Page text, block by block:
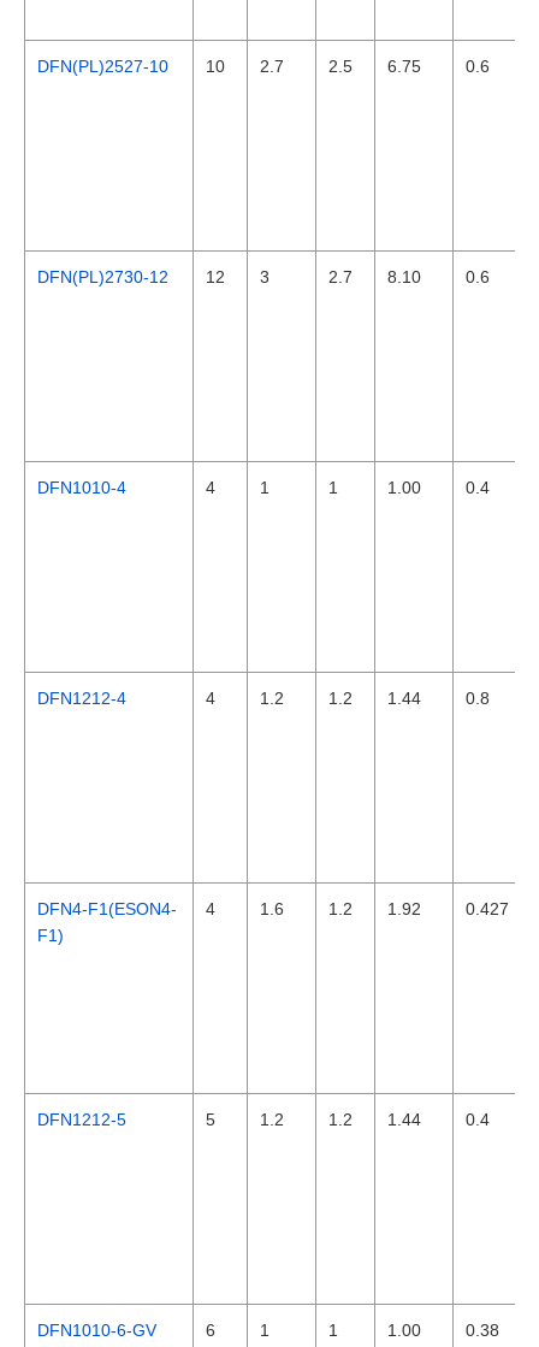
DFN(PL)2527-10 10 2.7 2.5 6.75 0.6
DFN(PL)2730-12 12 3 2.7 8.10 0.6
DFN1010-4 4 1 1 1.00 0.4
DFN1212-4 4 1.2 1.2 1.44 0.8
DFN4-F1(ESON4-
F1)
4 1.6 1.2 1.92 0.427
DFN1212-5 5 1.2 1.2 1.44 0.4
DFN1010-6-GV 6 1 1 1.00 0.38